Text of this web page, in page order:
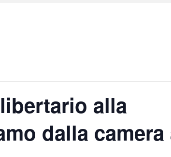
alla
dalla camera